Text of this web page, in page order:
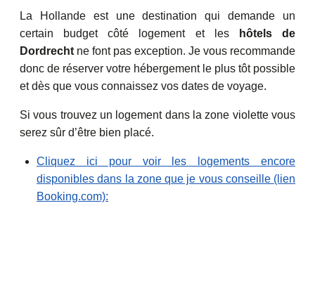
La Hollandeest une destination qui demande un
certain budget côté logement et les
hôtels de
Dordrecht ne font pas exception. Je vous recommande
donc de réserver votre hébergement le plus tôt possible
et dès que vous connaissez vos dates de voyage.
Si vous trouvez un logement dans la zone violette vous
serez sûr d’être bien placé.
Cliquez ici pour voir les logements encore
disponibles dans la zone que je vous conseille (lien
Booking.com):